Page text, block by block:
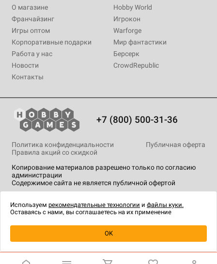
Уведомить о наличии
О магазине
Франчайзинг
Игры оптом
Корпоративные подарки
Работа у нас
Новости
Контакты
Hobby World
Игрокон
Warforge
Мир фантастики
Берсерк
CrowdRepublic
+7 (800) 500-31-36
Копирование материалов разрешено только по согласию
администрации
Содержимое сайта не является публичной офертой
Политика конфиденциальности
Публичная оферта
Правила акций со скидкой
технологии.
Используем рекомендательные технологии и файлы куки.
Оставаясь с нами, вы соглашаетесь на их применение
OK